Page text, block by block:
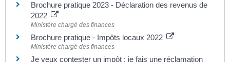
Brochure pratique 2023 - Déclaration des revenus de
2022
Ministère chargé des finances
Brochure pratique - Impôts locaux 2022
Ministère chargé des finances
Je veux contester un impôt : je fais une réclamation